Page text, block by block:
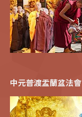
中元普渡盂蘭盆法會